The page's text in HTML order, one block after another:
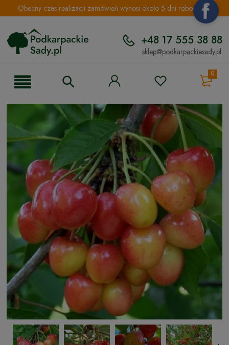
Obecny czas realizacji zamówień wynosi około 5 dni roboczych.
+48 17 555 38 88
sklep@podkarpackiesady.pl
0